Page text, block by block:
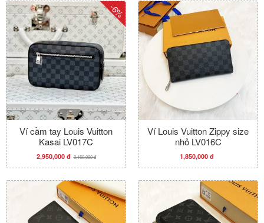
Ví cầm tay Louis Vuitton
Kasai LV017C
2,950,000 đ 3,150,000 đ
-6%
Ví Louis Vuitton Zippy size
nhỏ LV016C
1,850,000 đ